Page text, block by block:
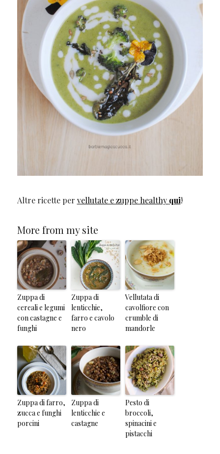
Altre ricette per vellutate e zuppe healthy qui!
More from my site
Zuppa di
cereali e legumi
con castagne e
funghi
Zuppa di
lenticchie,
farro e cavolo
nero
Vellutata di
cavolfiore con
crumble di
mandorle
Zuppa di farro,
zucca e funghi
porcini
Zuppa di
lenticchie e
castagne
Pesto di
broccoli,
spinacini e
pistacchi